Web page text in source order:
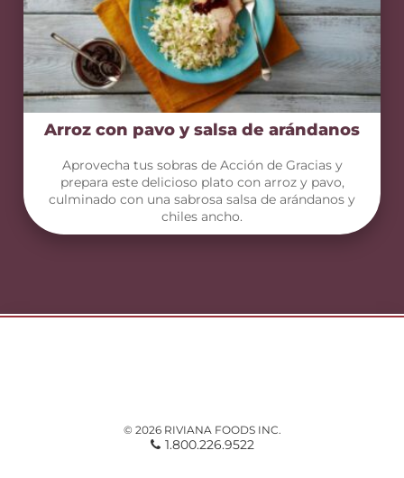
Arroz con pavo y salsa de arándanos
Aprovecha tus sobras de Acción de Gracias y
prepara este delicioso plato con arroz y pavo,
culminado con una sabrosa salsa de arándanos y
chiles ancho.
© 2026 RIVIANA FOODS INC.
1.800.226.9522